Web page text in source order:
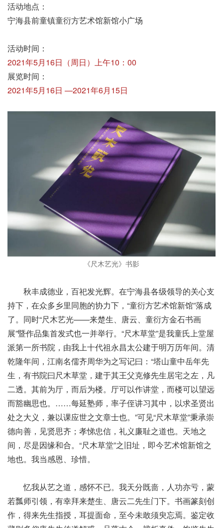
活动地点：
宁海县前童镇童衍方艺术馆新馆小广场
活动时间：
2021年5月16日（周日）上午10：00
展览时间：
2021年5月16日 —2021年6月15日
《尺木艺光》书影
秋丰成德业，百祀发光辉。在宁海县各级领导的关心支
持下，在众多乡里同胞的协力下，“童衍方艺术馆新馆”落成
了。同时“尺木艺光——来楚生、唐云、童衍方金石书画
展”暨作品集首发式也一并举行。“尺木草堂”是我童氏上堂屋
派第一所书院，由我上十代祖永昌太公建于明万历年间。清
乾隆年间，江南名儒齐周华为之写记曰：“塔山童中岳年先
生，有书院曰尺木草堂，建于其王父克修先生居宅之左，凡
二透。其前为厅，而后为楼。厅可以作讲堂，而楼可以望远
而豁幽思也。……每延塾师，率子侄讲习其中，以求圣贤出
处之大义，兼以课应世之文章士也。”可见“尺木草堂”秉承崇
德向善，见贤思齐；孝悌忠信，礼义廉耻之道也。天地之
间，尽是因缘和合。“尺木草堂”之旧址，即今艺术馆新馆之
地也。我当感恩、珍惜。
忆我从艺之道，感怀不已。我天分既啬，人功亦亏，蒙
若瓢师引领，有幸拜来楚生、唐云二先生门下。书画篆刻创
作，得来先生指授，耳提面命，至今未敢须臾忘焉。鉴定收